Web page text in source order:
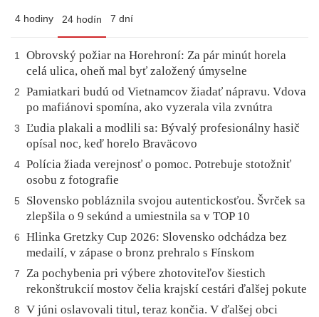
4 hodiny 24 hodín 7 dní
1
Obrovský požiar na Horehroní: Za pár minút horela
celá ulica, oheň mal byť založený úmyselne
2
Pamiatkari budú od Vietnamcov žiadať nápravu. Vdova
po mafiánovi spomína, ako vyzerala vila zvnútra
3
Ľudia plakali a modlili sa: Bývalý profesionálny hasič
opísal noc, keď horelo Braväcovo
4 Polícia žiada verejnosť o pomoc. Potrebuje stotožniť
osobu z fotografie
5
Slovensko pobláznila svojou autentickosťou. Švrček sa
zlepšila o 9 sekúnd a umiestnila sa v TOP 10
6
Hlinka Gretzky Cup 2026: Slovensko odchádza bez
medailí, v zápase o bronz prehralo s Fínskom
7
Za pochybenia pri výbere zhotoviteľov šiestich
rekonštrukcií mostov čelia krajskí cestári ďalšej pokute
8
V júni oslavovali titul, teraz končia. V ďalšej obci